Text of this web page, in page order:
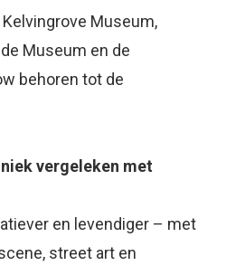
Museum,
Museum en de
behoren tot de
vergeleken met
en levendiger – met
street art en